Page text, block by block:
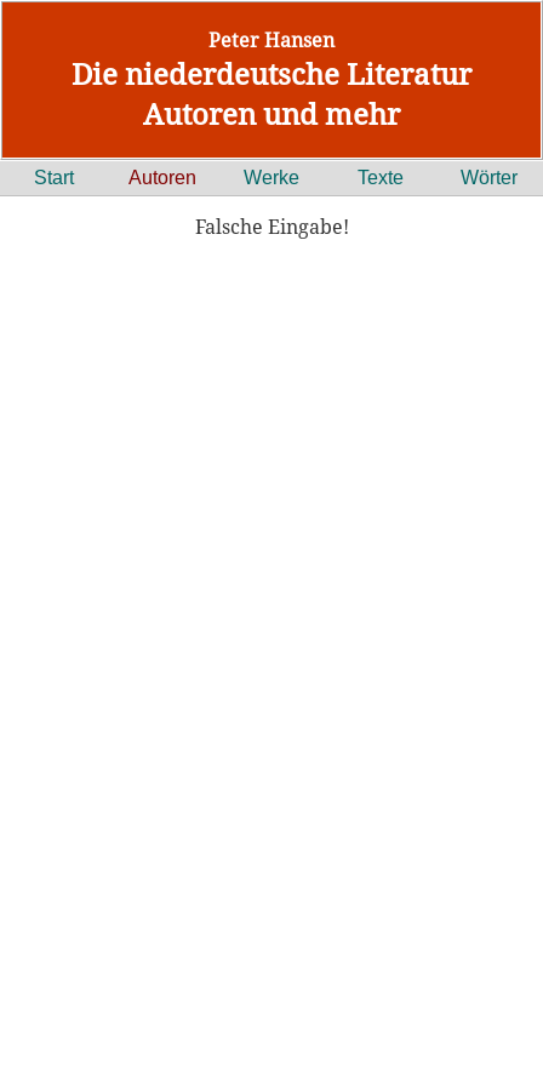
Peter Hansen
Die niederdeutsche Literatur
Autoren und mehr
Start Autoren Werke Texte Wörter
Falsche Eingabe!